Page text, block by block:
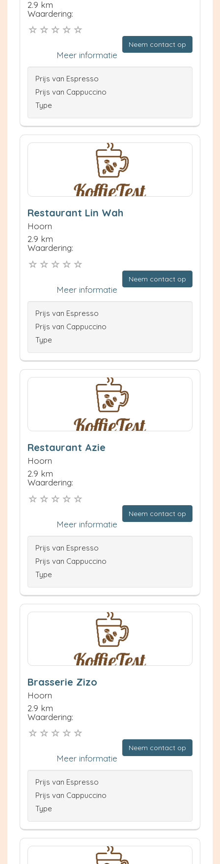
2.9 km
Waardering:
Neem contact op
Meer informatie
Prijs van Espresso
Prijs van Cappuccino
Type
Restaurant Lin Wah
Hoorn
2.9 km
Waardering:
Neem contact op
Meer informatie
Prijs van Espresso
Prijs van Cappuccino
Type
Restaurant Azie
Hoorn
2.9 km
Waardering:
Neem contact op
Meer informatie
Prijs van Espresso
Prijs van Cappuccino
Type
Brasserie Zizo
Hoorn
2.9 km
Waardering:
Neem contact op
Meer informatie
Prijs van Espresso
Prijs van Cappuccino
Type